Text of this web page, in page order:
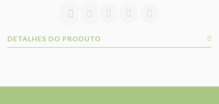
DETALHES DO PRODUTO